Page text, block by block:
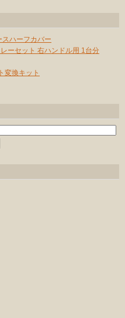
ハーフカバー
ーセット 右ハンドル用 1台分
変換キット